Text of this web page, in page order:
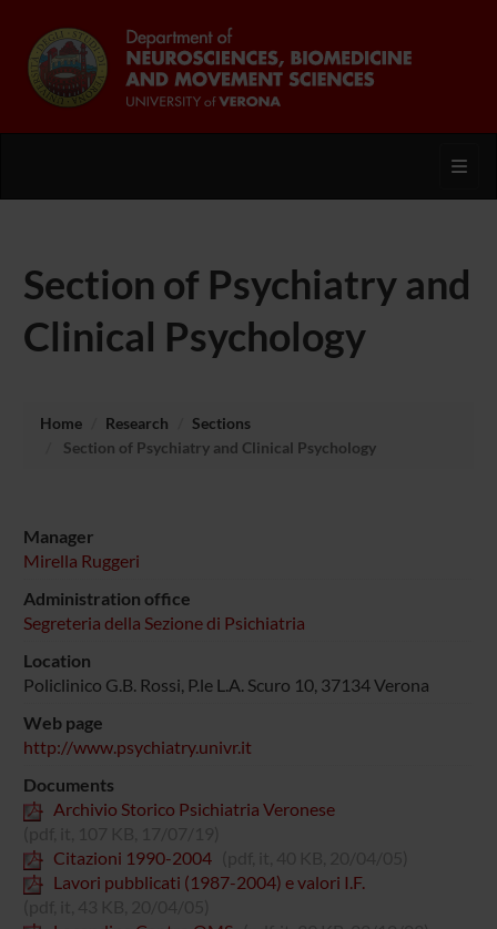
Section of Psychiatry and
Clinical Psychology
Home Research
Sections
Section of Psychiatry and Clinical Psychology
Manager
Mirella Ruggeri
Administration office
Segreteria della Sezione di Psichiatria
Location
Policlinico G.B. Rossi, P.le L.A. Scuro 10, 37134 Verona
Web page
http://www.psychiatry.univr.it
Documents
Archivio Storico Psichiatria Veronese
Citazioni 1990-2004
Lavori pubblicati (1987-2004) e valori I.F.